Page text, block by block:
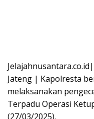
Jateng | Kapolresta
melaksanakan
Terpadu Operasi
(27/03/2025).